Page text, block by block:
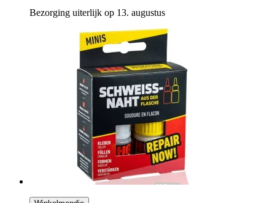
Bezorging uiterlijk op 13. augustus